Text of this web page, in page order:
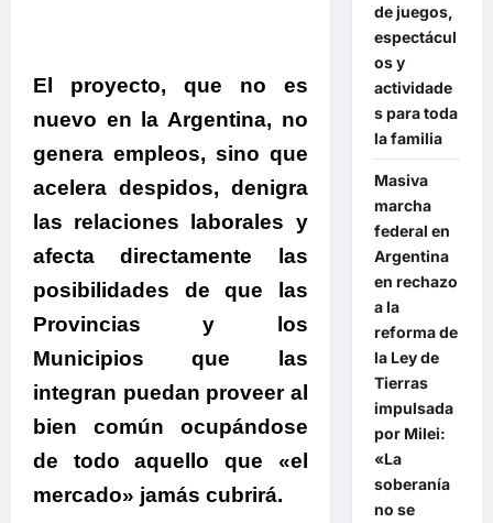
El proyecto, que no es
nuevo en la Argentina, no
genera empleos, sino que
acelera despidos, denigra
las relaciones laborales y
afecta directamente las
posibilidades de que las
Provincias y los
Municipios que las
integran puedan proveer al
bien común ocupándose
de todo aquello que «el
mercado» jamás cubrirá.
de juegos,
espectácul
os y
actividade
s para toda
la familia
Masiva
marcha
federal en
Argentina
en rechazo
a la
reforma de
la Ley de
Tierras
impulsada
por Milei:
«La
soberanía
no se